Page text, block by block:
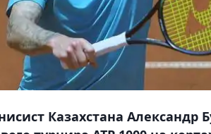
Казахстана Александр